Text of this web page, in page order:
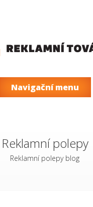
Navigační menu
Reklamní polepy
Reklamní polepy blog